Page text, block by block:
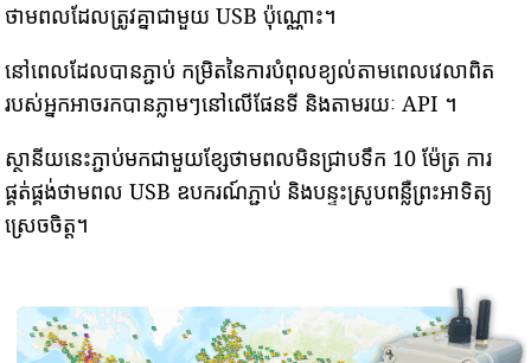
ថាមពលដែលត្រូវគ្នាជាមួយ USB ប៉ុណ្ណោះ។
នៅពេលដែលបានភ្ជាប់ កម្រិតនៃការបំពុលខ្យល់តាមពេលវេលាពិត
របស់អ្នកអាចរកបានភ្លាមៗនៅលើផែនទី និងតាមរយៈ API ។
ស្ថានីយនេះភ្ជាប់មកជាមួយខ្សែថាមពលមិនជ្រាបទឹក 10 ម៉ែត្រ ការ
ផ្គត់ផ្គង់ថាមពល USB ឧបករណ៍ភ្ជាប់ និងបន្ទះស្រូបពន្លឺព្រះអាទិត្យ
ស្រេចចិត្ត។